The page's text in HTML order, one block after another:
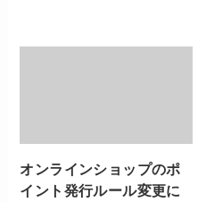
オンラインショップのポ
イント発行ルール変更に